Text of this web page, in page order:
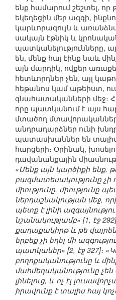
ենք համարում շեշտել,
եկեղեցին մեր ազգի,
կարևորագույն և
սակայն էթնիկ և
պատկանելությունները,
են, մենք հայ էինք նաև
այն մարդիկ, ովքեր
հետևորդներ չեն, այլ
հեթանոս կամ աթեիստ,
գնահատականների մեջ։
որը պատկանում է այս
մտածող
անդրադարձներ ունի
պատասխաններ են
հարցերի։ Օրինակ,
դավանանքային
«Մենք այն կարծիքի ենք,
բազմատեսակությունը չի
միությունը, միությունը
ներդաշնակության մեջ,
պետք է լինի
նշանակությամբ» [1, էջ
քաղաքակիրթ և թե
երբեք չի եղել մի
պատկաներ» [2, էջ 327]։
բողոքականությունը և
մահմեդականությունը չեն
լինելուց, և ոչ էլ
իրավունք է տալիս հայ